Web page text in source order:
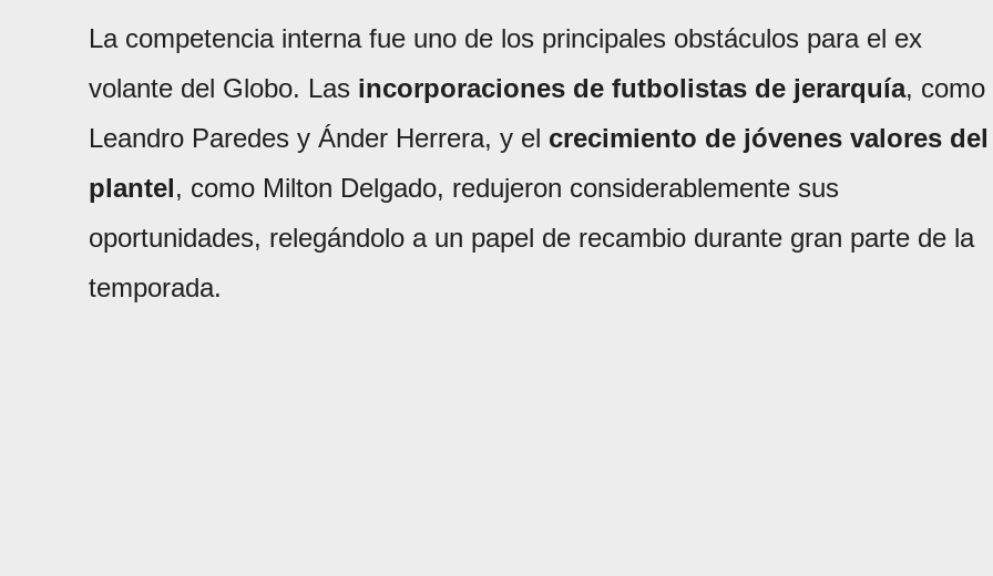
La competencia interna fue uno de los principales obstáculos para el ex
volante del Globo. Las incorporaciones de futbolistas de jerarquía, como
Leandro Paredes y Ánder Herrera, y el crecimiento de jóvenes valores del
plantel, como Milton Delgado, redujeron considerablemente sus
oportunidades, relegándolo a un papel de recambio durante gran parte de la
temporada.